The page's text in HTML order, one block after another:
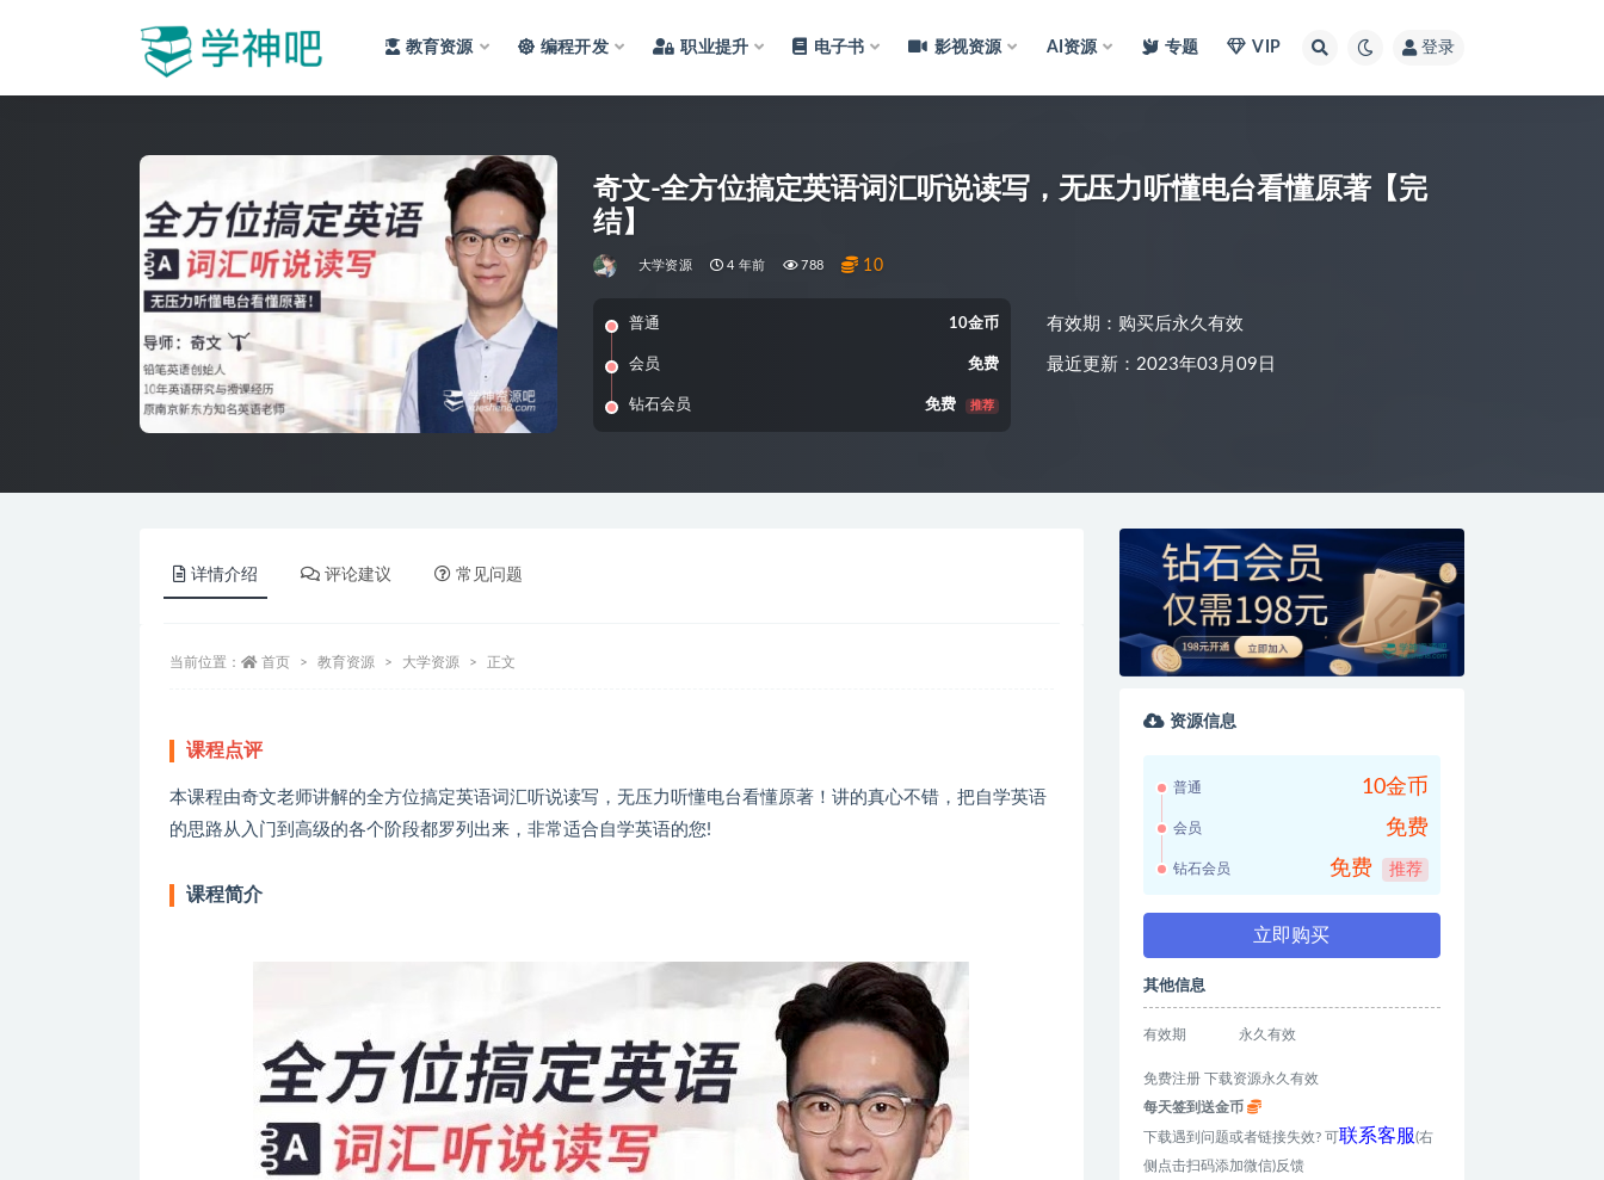
教育资源 编程开发 职业提升 电子书 影视资源 AI资源 专题 VIP 登录
奇文-全方位搞定英语词汇听说读写，无压力听懂电台看懂原著【完
结】
大学资源 4 年前 788 10
普通 10金币
会员 免费
钻石会员 免费 推荐
有效期：购买后永久有效
最近更新：2023年03月09日
详情介绍 评论建议 常见问题
当前位置： 首页 教育资源 大学资源 正文
课程点评
本课程由奇文老师讲解的全方位搞定英语词汇听说读写，无压力听懂电台看懂原著！讲的真心不错，把自学英语
的思路从入门到高级的各个阶段都罗列出来，非常适合自学英语的您!
课程简介
资源信息
普通 10金币
会员 免费
钻石会员 免费 推荐
立即购买
其他信息
有效期 永久有效
免费注册 下载资源永久有效
每天签到送金币
下载遇到问题或者链接失效? 可联系客服(右
侧点击扫码添加微信)反馈